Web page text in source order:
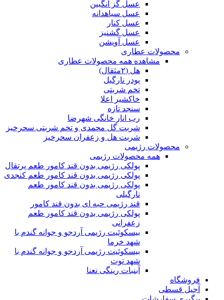
عسل گز انگبین
عسل سیاهدانه
عسل کنار
عسل گشنیز
عسل آویشن
محصولات عطاری
مشاهده همه محصولات عطاری
هل (۲مثقال)
پودر نارگیل
تخم شربتی
خاکشیر اعلا
سنجد تازه
رب انار خانگی شهرضا
شربت گل محمدی و تخم شربتی سحرخیز
شربت هل و زعفران سحرخیز
محصولات رژیمی
همه محصولات رژیمی
پولکی رژیمی بدون قند کامور طعم پرتقال
پولکی رژیمی بدون قند کامور طعم کنجدی
پولکی رژیمی بدون قند کامور طعم
نارگیلی
قند رژیمی حبه ای بدون قند کامور
پولکی رژیمی بدون قند کامور طعم
زعفرانی
بيسکوئيت رژیمی آردجو و جوانه گندم با
شهد خرما
بيسکوئيت رژیمی آردجو و جوانه گندم با
شهد توت
آبنبات رینگی نعنا
فروشگاه
آجیل قسطی